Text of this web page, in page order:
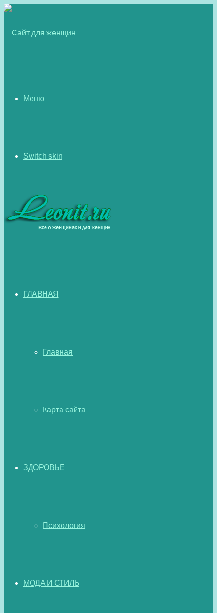
Меню
Switch skin
ГЛАВНАЯ
Главная
Карта сайта
ЗДОРОВЬЕ
Психология
МОДА И СТИЛЬ